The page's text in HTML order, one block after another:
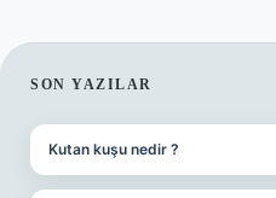
SIDEBAR
SON YAZILAR
Kutan kuşu nedir ?